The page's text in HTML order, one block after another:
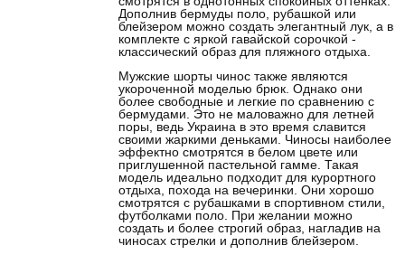
Дополнив бермуды поло, рубашкой или
блейзером можно создать элегантный лук, а в
комплекте с яркой гавайской сорочкой -
классический образ для пляжного отдыха.
Мужские шорты чинос также являются
укороченной моделью брюк. Однако они
более свободные и легкие по сравнению с
бермудами. Это не маловажно для летней
поры, ведь Украина в это время славится
своими жаркими деньками. Чиносы наиболее
эффектно смотрятся в белом цвете или
приглушенной пастельной гамме. Такая
модель идеально подходит для курортного
отдыха, похода на вечеринки. Они хорошо
смотрятся с рубашками в спортивном стили,
футболками поло. При желании можно
создать и более строгий образ, нагладив на
чиносах стрелки и дополнив блейзером.